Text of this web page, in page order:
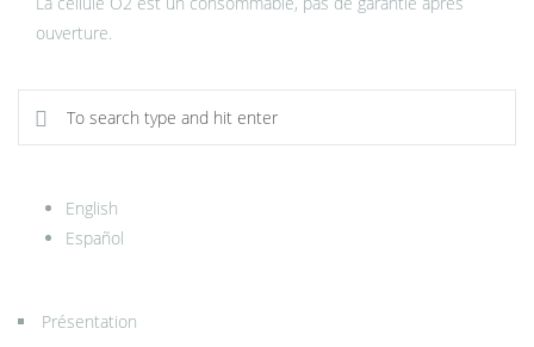
ouverture.
English
Español
Présentation